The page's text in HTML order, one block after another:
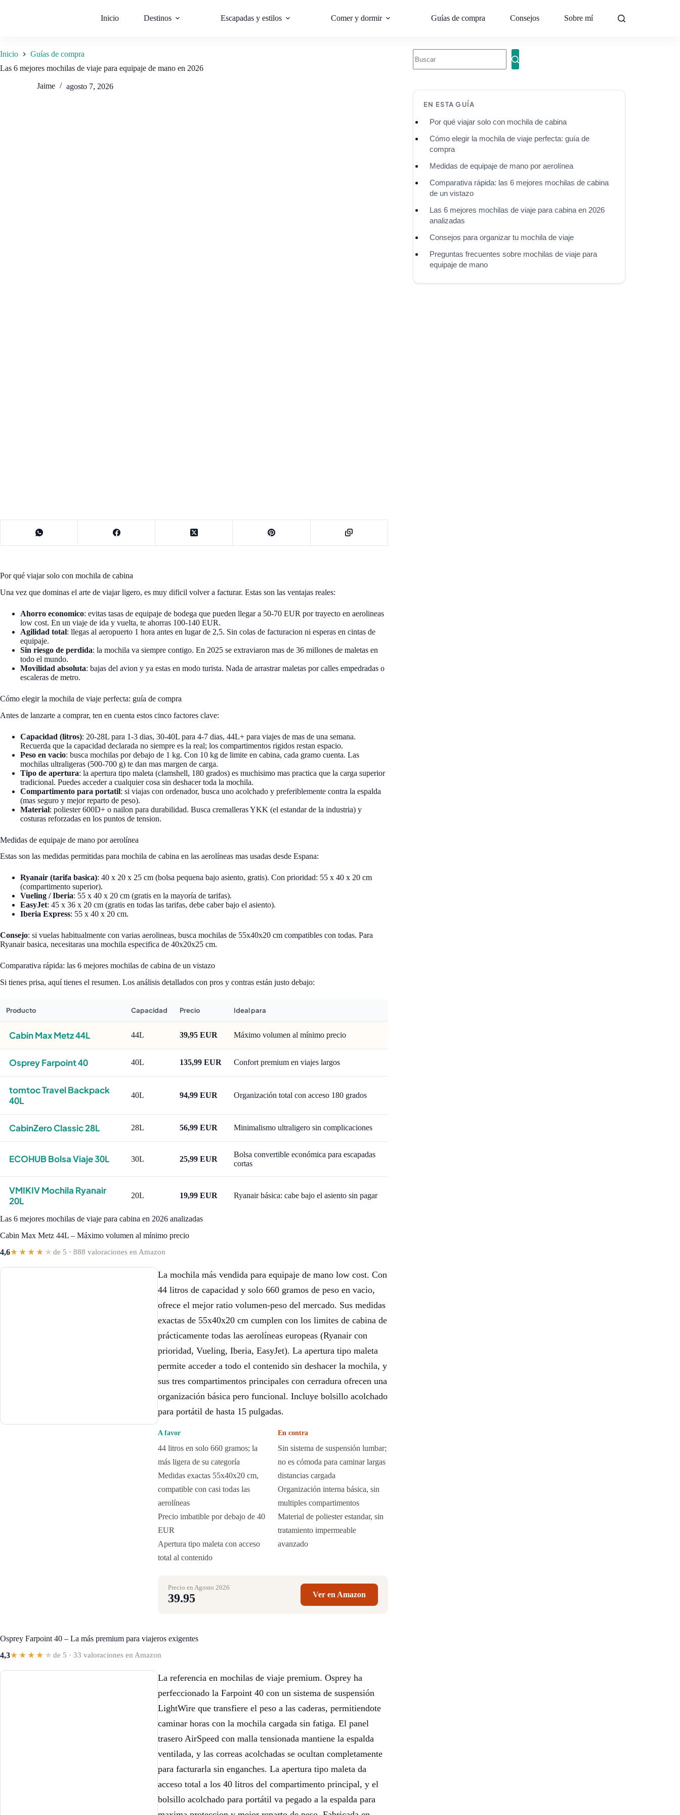
Inicio Destinos Escapadas y estilos Comer y dormir Guías de compra Consejos Sobre mí Contacto
Inicio
Guías de compra
Las 6 mejores mochilas de viaje para equipaje de mano en 2026
Jaime agosto 7, 2026
Por qué viajar solo con mochila de cabina
Una vez que dominas el arte de viajar ligero, es muy dificil volver a facturar. Estas son las ventajas reales:
Ahorro economico: evitas tasas de equipaje de bodega que pueden llegar a 50-70 EUR por trayecto en aerolineas
low cost. En un viaje de ida y vuelta, te ahorras 100-140 EUR.
Agilidad total: llegas al aeropuerto 1 hora antes en lugar de 2,5. Sin colas de facturacion ni esperas en cintas de
equipaje.
Sin riesgo de perdida: la mochila va siempre contigo. En 2025 se extraviaron mas de 36 millones de maletas en
todo el mundo.
Movilidad absoluta: bajas del avion y ya estas en modo turista. Nada de arrastrar maletas por calles empedradas o
escaleras de metro.
Cómo elegir la mochila de viaje perfecta: guía de compra
Antes de lanzarte a comprar, ten en cuenta estos cinco factores clave:
Capacidad (litros): 20-28L para 1-3 dias, 30-40L para 4-7 dias, 44L+ para viajes de mas de una semana.
Recuerda que la capacidad declarada no siempre es la real; los compartimentos rigidos restan espacio.
Peso en vacio: busca mochilas por debajo de 1 kg. Con 10 kg de limite en cabina, cada gramo cuenta. Las
mochilas ultraligeras (500-700 g) te dan mas margen de carga.
Tipo de apertura: la apertura tipo maleta (clamshell, 180 grados) es muchisimo mas practica que la carga superior
tradicional. Puedes acceder a cualquier cosa sin deshacer toda la mochila.
Compartimento para portatil: si viajas con ordenador, busca uno acolchado y preferiblemente contra la espalda
(mas seguro y mejor reparto de peso).
Material: poliester 600D+ o nailon para durabilidad. Busca cremalleras YKK (el estandar de la industria) y
costuras reforzadas en los puntos de tension.
Medidas de equipaje de mano por aerolínea
Estas son las medidas permitidas para mochila de cabina en las aerolíneas mas usadas desde Espana:
Ryanair (tarifa basica): 40 x 20 x 25 cm (bolsa pequena bajo asiento, gratis). Con prioridad: 55 x 40 x 20 cm
(compartimento superior).
Vueling / Iberia: 55 x 40 x 20 cm (gratis en la mayoría de tarifas).
EasyJet: 45 x 36 x 20 cm (gratis en todas las tarifas, debe caber bajo el asiento).
Iberia Express: 55 x 40 x 20 cm.
Consejo: si vuelas habitualmente con varias aerolineas, busca mochilas de 55x40x20 cm compatibles con todas. Para
Ryanair basica, necesitaras una mochila especifica de 40x20x25 cm.
Comparativa rápida: las 6 mejores mochilas de cabina de un vistazo
Si tienes prisa, aquí tienes el resumen. Los análisis detallados con pros y contras están justo debajo:
Producto Capacidad Precio Ideal para
Cabin Max Metz 44L 44L 39,95 EUR Máximo volumen al mínimo precio
Osprey Farpoint 40 40L 135,99 EUR Confort premium en viajes largos
tomtoc Travel Backpack
40L
40L 94,99 EUR Organización total con acceso 180 grados
CabinZero Classic 28L 28L 56,99 EUR Minimalismo ultraligero sin complicaciones
ECOHUB Bolsa Viaje 30L 30L 25,99 EUR
Bolsa convertible económica para escapadas
cortas
VMIKIV Mochila Ryanair
20L
20L 19,99 EUR Ryanair básica: cabe bajo el asiento sin pagar
Las 6 mejores mochilas de viaje para cabina en 2026 analizadas
Cabin Max Metz 44L – Máximo volumen al mínimo precio
4,6★★★★ ★ de 5 · 888 valoraciones en Amazon
La mochila más vendida para equipaje de mano low cost. Con
44 litros de capacidad y solo 660 gramos de peso en vacio,
ofrece el mejor ratio volumen-peso del mercado. Sus medidas
exactas de 55x40x20 cm cumplen con los limites de cabina de
prácticamente todas las aerolíneas europeas (Ryanair con
prioridad, Vueling, Iberia, EasyJet). La apertura tipo maleta
permite acceder a todo el contenido sin deshacer la mochila, y
sus tres compartimentos principales con cerradura ofrecen una
organización básica pero funcional. Incluye bolsillo acolchado
para portátil de hasta 15 pulgadas.
A favor
44 litros en solo 660 gramos; la
más ligera de su categoría
Medidas exactas 55x40x20 cm,
compatible con casi todas las
aerolíneas
Precio imbatible por debajo de 40
EUR
Apertura tipo maleta con acceso
total al contenido
En contra
Sin sistema de suspensión lumbar;
no es cómoda para caminar largas
distancias cargada
Organización interna básica, sin
multiples compartimentos
Material de poliester estandar, sin
tratamiento impermeable
avanzado
Precio en Agosto 2026
39.95 Ver en Amazon
Osprey Farpoint 40 – La más premium para viajeros exigentes
4,3★★★★ ★ de 5 · 33 valoraciones en Amazon
La referencia en mochilas de viaje premium. Osprey ha
perfeccionado la Farpoint 40 con un sistema de suspensión
LightWire que transfiere el peso a las caderas, permitiendote
caminar horas con la mochila cargada sin fatiga. El panel
trasero AirSpeed con malla tensionada mantiene la espalda
ventilada, y las correas acolchadas se ocultan completamente
para facturarla sin enganches. La apertura tipo maleta da
acceso total a los 40 litros del compartimento principal, y el
bolsillo acolchado para portátil va pegado a la espalda para
EN ESTA GUÍA
Por qué viajar solo con mochila de cabina
Cómo elegir la mochila de viaje perfecta: guía de
compra
Medidas de equipaje de mano por aerolínea
Comparativa rápida: las 6 mejores mochilas de cabina
de un vistazo
Las 6 mejores mochilas de viaje para cabina en 2026
analizadas
Consejos para organizar tu mochila de viaje
Preguntas frecuentes sobre mochilas de viaje para
equipaje de mano